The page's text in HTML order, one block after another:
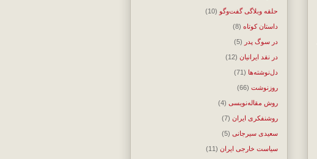
حلقه وبلاگی گفت‌وگو (10)
داستان کوتاه (8)
در سوگ پدر (5)
در نقد ایرانیان (12)
دل‌نوشته‌ها (71)
روزنوشت (66)
روش مقاله‌نویسی (4)
روشنفکری ایران (7)
سعیدی سیرجانی (5)
سیاست خارجی ایران (11)